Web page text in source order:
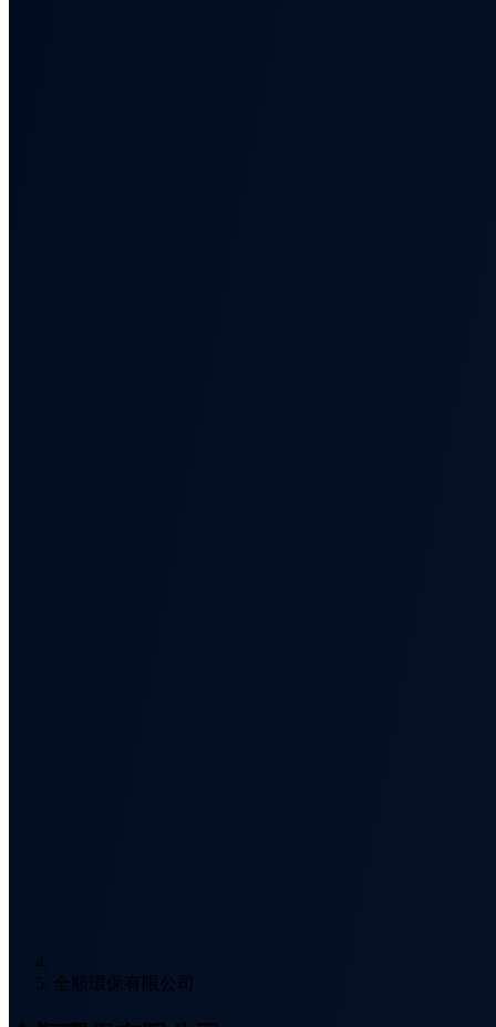
全順環保有限公司